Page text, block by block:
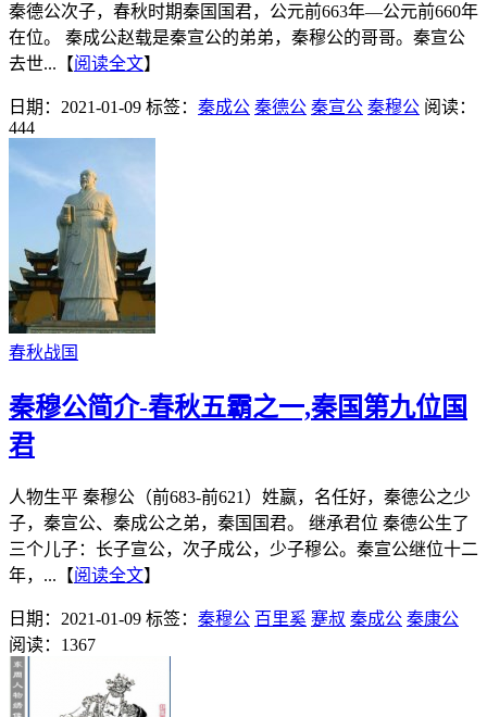
秦德公次子，春秋时期秦国国君，公元前663年―公元前660年
在位。 秦成公赵载是秦宣公的弟弟，秦穆公的哥哥。秦宣公
去世...【阅读全文】
日期：2021-01-09 标签： 秦成公 秦德公 秦宣公 秦穆公 阅读：
444
春秋战国
秦穆公简介-春秋五霸之一,秦国第九位国
君
人物生平 秦穆公（前683-前621）姓嬴，名任好，秦德公之少
子，秦宣公、秦成公之弟，秦国国君。 继承君位 秦德公生了
三个儿子：长子宣公，次子成公，少子穆公。秦宣公继位十二
年，...【阅读全文】
日期：2021-01-09 标签： 秦穆公 百里奚 蹇叔 秦成公 秦康公
阅读：1367